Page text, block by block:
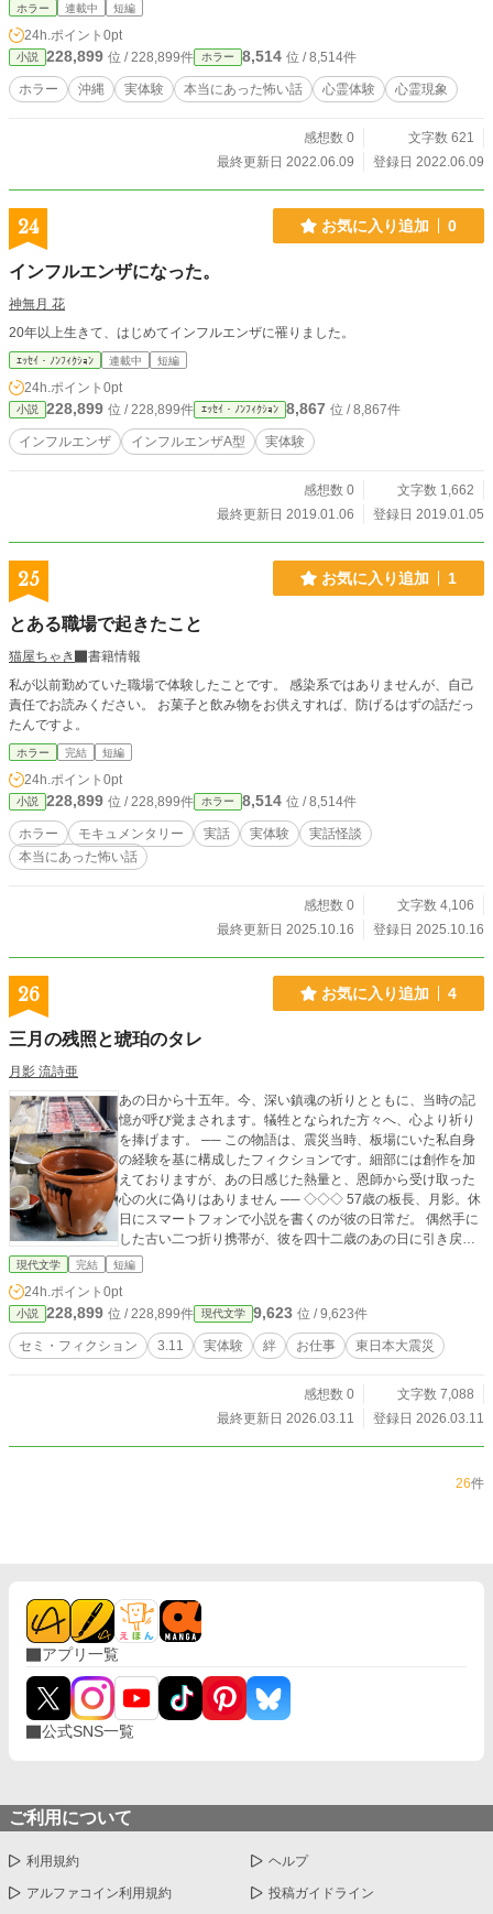
ホラー 連載中 短編
24h.ポイント 0pt
小説 228,899 位 / 228,899件 ホラー 8,514 位 / 8,514件
ホラー 沖縄 実体験 本当にあった怖い話 心霊体験 心霊現象
感想数 0
文字数 621
最終更新日 2022.06.09
登録日 2022.06.09
24 お気に入り追加 0
インフルエンザになった。
神無月 花
20年以上生きて、はじめてインフルエンザに罹りました。
ｴｯｾｲ・ﾉﾝﾌｨｸｼｮﾝ 連載中 短編
24h.ポイント 0pt
小説 228,899 位 / 228,899件 ｴｯｾｲ・ﾉﾝﾌｨｸｼｮﾝ 8,867 位 / 8,867件
インフルエンザ インフルエンザA型 実体験
感想数 0
文字数 1,662
最終更新日 2019.01.06
登録日 2019.01.05
25 お気に入り追加 1
とある職場で起きたこと
猫屋ちゃき
書籍情報
私が以前勤めていた職場で体験したことです。 感染系ではありませんが、自己
責任でお読みください。 お菓子と飲み物をお供えすれば、防げるはずの話だっ
たんですよ。
ホラー 完結 短編
24h.ポイント 0pt
小説 228,899 位 / 228,899件 ホラー 8,514 位 / 8,514件
ホラー モキュメンタリー 実話 実体験
実話怪談
本当にあった怖い話
感想数 0
文字数 4,106
最終更新日 2025.10.16
登録日 2025.10.16
26 お気に入り追加 4
三月の残照と琥珀のタレ
月影 流詩亜
あの日から十五年。今、深い鎮魂の祈りとともに、当時の記
憶が呼び覚まされます。犠牲となられた方々へ、心より祈り
を捧げます。 ── この物語は、震災当時、板場にいた私自身
の経験を基に構成したフィクションです。細部には創作を加
えておりますが、あの日感じた熱量と、恩師から受け取った
心の火に偽りはありません ── ◇◇◇ ​57歳の板長、月影。休
日にスマートフォンで小説を書くのが彼の日常だ。 偶然手に
した古い二つ折り携帯が、彼を四十二歳のあの日に引き戻
す。 スーパーから物が消え、便乗値上げに走る店もあった混
続けたあの日々。 「食」で誰かの心に灯をともそうとした、
名もなき料理人たちの記録。
現代文学 完結 短編
24h.ポイント 0pt
小説 228,899 位 / 228,899件 現代文学 9,623 位 / 9,623件
セミ・フィクション 3.11 実体験 絆 お仕事 東日本大震災
感想数 0
文字数 7,088
最終更新日 2026.03.11
登録日 2026.03.11
26件
アプリ一覧
公式SNS一覧
ご利用について
利用規約 ヘルプ
アルファコイン利用規約 投稿ガイドライン